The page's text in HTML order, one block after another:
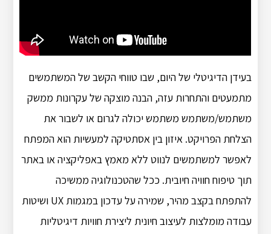
בעידן הדיגיטלי של היום, שבו טווחי הקשב של המשתמשים
מתמעטים והתחרות עזה, הבנה מוצקה של עקרונות ממשק
משתמש/משתמש משתמש יכולה לגרום או לשבור את
הצלחת הפרויקט.איזון בין אסתטיקה למעשיות הוא המפתח
לאפשר למשתמשים לנווט ללא מאמץ באפליקציה או באתר
תוך טיפוח חוויה חיובית. ככל שהטכנולוגיה ממשיכה
להתפתח בקצב מהיר, שמירה על עדכון במגמות UX ושיטות
עבודה מומלצות לעיצוב חיונית ליצירת חוויות דיגיטליות